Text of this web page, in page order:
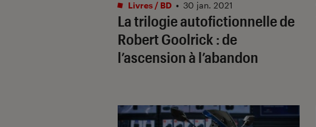
La trilogie autofictionnelle de
Robert Goolrick : de
l’ascension à l’abandon
Livres / BD • 30 jan. 2021